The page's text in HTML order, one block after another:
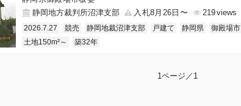
静岡地方裁判所沼津支部
入札8月26日〜 219
2026.7.27 競売 静岡地裁沼津支部 戸建て 静岡県 御殿場市
土地150m²～
築32年
1ページ／1